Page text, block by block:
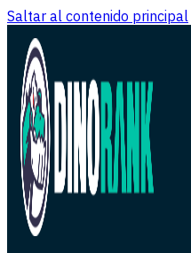
Saltar al contenido principal